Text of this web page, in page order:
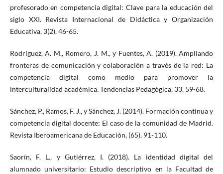
profesorado en competencia digital: Clave para la educación del
siglo XXI. Revista Internacional de Didáctica y Organización
Educativa, 3(2), 46-65.
Rodríguez, A. M., Romero, J. M., y Fuentes, A. (2019). Ampliando
fronteras de comunicación y colaboración a través de la red: La
competencia digital como medio para promover la
interculturalidad académica. Tendencias Pedagógica, 33, 59-68.
Sánchez, P., Ramos, F. J., y Sánchez, J. (2014). Formación continua y
competencia digital docente: El caso de la comunidad de Madrid.
Revista Iberoamericana de Educación, (65), 91-110.
Saorín, F. L., y Gutiérrez, I. (2018). La identidad digital del
alumnado universitario: Estudio descriptivo en la Facultad de